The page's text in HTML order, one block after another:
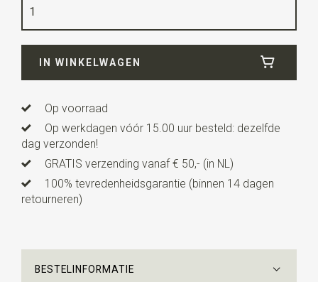
Lengte
IN WINKELWAGEN
Op voorraad
Op werkdagen vóór 15.00 uur besteld: dezelfde
dag verzonden!
GRATIS verzending vanaf € 50,- (in NL)
100% tevredenheidsgarantie (binnen 14 dagen
retourneren)
BESTELINFORMATIE